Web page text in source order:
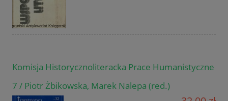
Komisja Historycznoliteracka Prace Humanistyczne
7 / Piotr Żbikowska, Marek Nalepa (red.)